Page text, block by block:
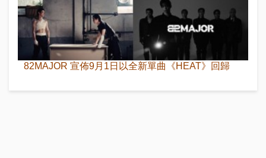
82MAJOR 宣佈9月1日以全新單曲《HEAT》回歸